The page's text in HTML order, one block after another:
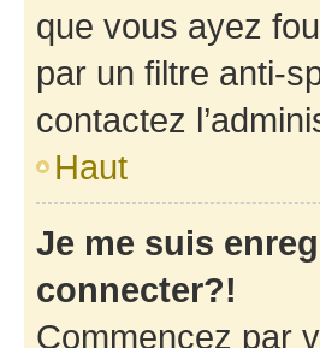
que vous ayez
par un filtre anti-
contactez
Haut
Je me suis
connecter?!
Commencez par